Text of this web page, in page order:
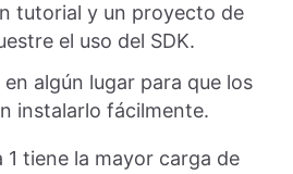
tutorial y un proyecto de
el uso del SDK.
en algún lugar para que los
instalarlo fácilmente.
1 tiene la mayor carga de